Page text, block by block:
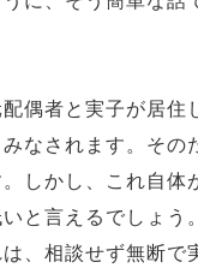
偶者と実子が居
なされます。そ
しかし、これ自
と言えるでしょう
、相談せず無断で